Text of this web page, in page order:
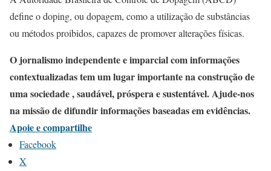
define o doping, ou dopagem, como a utilização de substâncias
ou métodos proibidos, capazes de promover alterações físicas.
O jornalismo independente e imparcial com informações
contextualizadas tem um lugar importante na construção de
uma sociedade , saudável, próspera e sustentável. Ajude-nos
na missão de difundir informações baseadas em evidências.
Apoie e compartilhe
Facebook
X